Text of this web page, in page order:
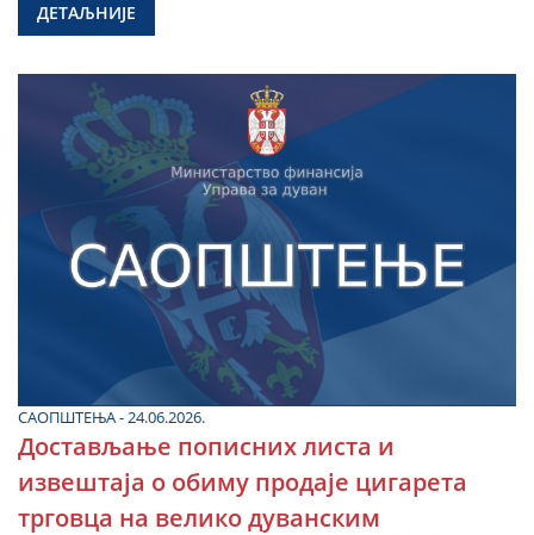
ДЕТАЉНИЈЕ
САОПШТЕЊА - 24.06.2026.
Достављање пописних листа и
извештаја о обиму продаје цигарета
трговца на велико дуванским